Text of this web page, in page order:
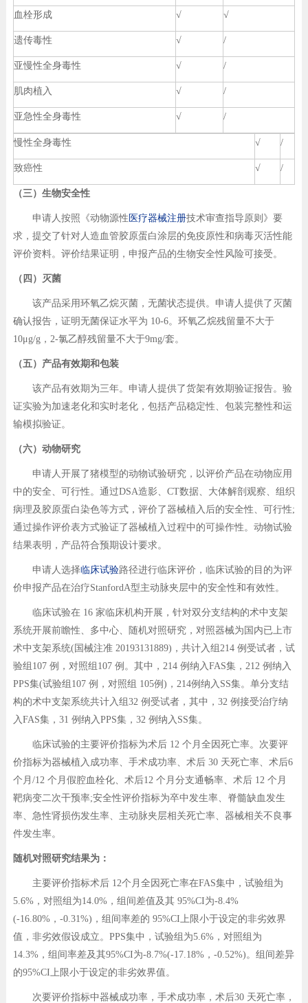
血栓形成 √ √
遗传毒性 √ /
亚慢性全身毒性 √ /
肌肉植入 √ /
亚急性全身毒性 √ /
慢性全身毒性 √ /
致癌性 √ /
（三）生物安全性
申请人按照《动物源性 医疗器械注册技术审查指导原则》要
求，提交了针对人造血管胶原蛋白涂层的免疫原性和病毒灭活性能
评价资料。评价结果证明，申报产品的生物安全性风险可接受。
（四）灭菌
该产品采用环氧乙烷灭菌，无菌状态提供。申请人提供了灭菌
确认报告，证明无菌保证水平为 10-6。环氧乙烷残留量不大于
10μg/g，2-氯乙醇残留量不大于9mg/套。
（五）产品有效期和包装
该产品有效期为三年。申请人提供了货架有效期验证报告。验
证实验为加速老化和实时老化，包括产品稳定性、包装完整性和运
输模拟验证。
（六）动物研究
申请人开展了猪模型的动物试验研究，以评价产品在动物应用
中的安全、可行性。通过DSA造影、CT数据、大体解剖观察、组织
病理及胶原蛋白染色等方式，评价了器械植入后的安全性、可行性;
通过操作评价表方式验证了器械植入过程中的可操作性。动物试验
结果表明，产品符合预期设计要求。
申请人选择临床试验路径进行临床评价，临床试验的目的为评
价申报产品在治疗StanfordA型主动脉夹层中的安全性和有效性。
临床试验在 16 家临床机构开展，针对双分支结构的术中支架
系统开展前瞻性、多中心、随机对照研究，对照器械为国内已上市
术中支架系统(国械注准 20193131889)，共计入组214 例受试者，试
验组107 例，对照组107 例。其中，214 例纳入FAS集，212 例纳入
PPS集(试验组107 例，对照组 105例)，214例纳入SS集。单分支结
构的术中支架系统共计入组32 例受试者，其中，32 例接受治疗纳
入FAS集，31 例纳入PPS集，32 例纳入SS集。
临床试验的主要评价指标为术后 12 个月全因死亡率。次要评
价指标为器械植入成功率、手术成功率、术后 30 天死亡率、术后6
个月/12 个月假腔血栓化、术后12 个月分支通畅率、术后 12 个月
靶病变二次干预率;安全性评价指标为卒中发生率、脊髓缺血发生
率、急性肾损伤发生率、主动脉夹层相关死亡率、器械相关不良事
件发生率。
随机对照研究结果为：
主要评价指标术后 12个月全因死亡率在FAS集中，试验组为
5.6%，对照组为14.0%，组间差值及其 95%CI为-8.4%
(-16.80%，-0.31%)，组间率差的 95%CI上限小于设定的非劣效界
值，非劣效假设成立。PPS集中，试验组为5.6%，对照组为
14.3%，组间率差及其95%CI为-8.7%(-17.18%，-0.52%)。组间差异
的95%CI上限小于设定的非劣效界值。
次要评价指标中器械成功率，手术成功率，术后30 天死亡率，